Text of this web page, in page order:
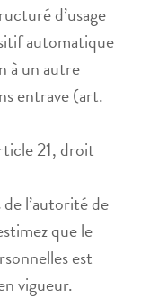
d’usage
automatique
à un autre
entrave (art.
21, droit
l’autorité de
que le
est
vigueur.